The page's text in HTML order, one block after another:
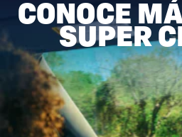
CONOCE
SUPER